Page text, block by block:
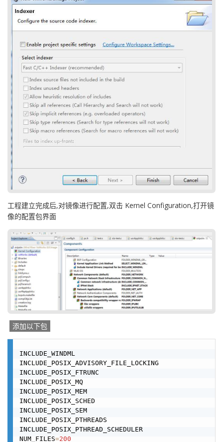
工程建立完成后,对镜像进行配置,双击 Kernel Configuration,打开镜
像的配置包界面
添加以下包
INCLUDE_WINDML
INCLUDE_POSIX_ADVISORY_FILE_LOCKING
INCLUDE_POSIX_FTRUNC
INCLUDE_POSIX_MQ
INCLUDE_POSIX_MEM
INCLUDE_POSIX_SCHED
INCLUDE_POSIX_SEM
INCLUDE_POSIX_PTHREADS
INCLUDE_POSIX_PTHREAD_SCHEDULER
NUM_FILES=200